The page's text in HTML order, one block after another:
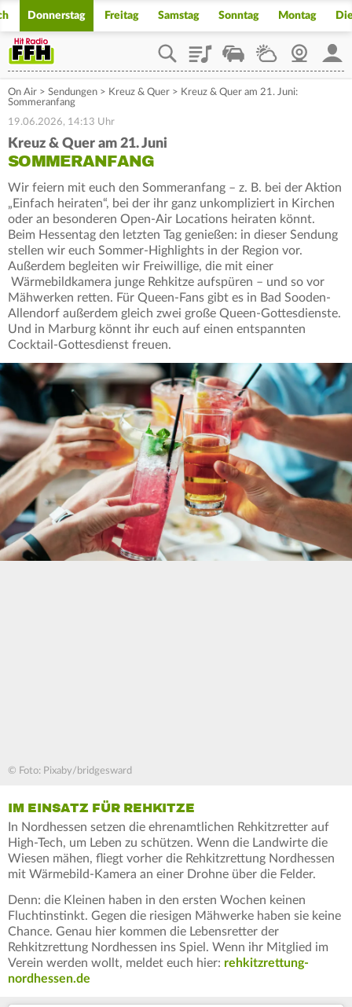
Donnerstag Freitag Samstag Sonntag Montag
PlaylistStaupilotWetterWebcam
On Air > Sendungen > Kreuz & Quer > Kreuz & Quer am 21. Juni:
Sommeranfang
19.06.2026, 14:13 Uhr
Kreuz & Quer am 21. Juni
SOMMERANFANG
Wir feiern mit euch den Sommeranfang – z. B. bei der Aktion
„Einfach heiraten“, bei der ihr ganz unkompliziert in Kirchen
oder an besonderen Open-Air Locations heiraten könnt.
Beim Hessentag den letzten Tag genießen: in dieser Sendung
stellen wir euch Sommer-Highlights in der Region vor.
Außerdem begleiten wir Freiwillige, die mit einer
Wärmebildkamera junge Rehkitze aufspüren – und so vor
Mähwerken retten. Für Queen-Fans gibt es in Bad Sooden-
Allendorf außerdem gleich zwei große Queen-Gottesdienste.
Und in Marburg könnt ihr euch auf einen entspannten
Cocktail-Gottesdienst freuen.
© Foto: Pixaby/bridgesward
IM EINSATZ FÜR REHKITZE
In Nordhessen setzen die ehrenamtlichen Rehkitzretter auf
High-Tech, um Leben zu schützen. Wenn die Landwirte die
Wiesen mähen, fliegt vorher die Rehkitzrettung Nordhessen
mit Wärmebild-Kamera an einer Drohne über die Felder.
Denn: die Kleinen haben in den ersten Wochen keinen
Fluchtinstinkt. Gegen die riesigen Mähwerke haben sie keine
Chance. Genau hier kommen die Lebensretter der
Rehkitzrettung Nordhessen ins Spiel. Wenn ihr Mitglied im
Verein werden wollt, meldet euch hier: rehkitzrettung-
nordhessen.de